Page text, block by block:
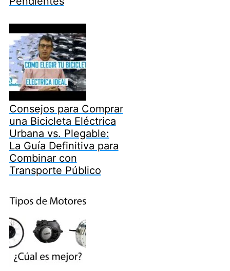
Consejos para Comprar
una Bicicleta Eléctrica
Urbana vs. Plegable:
La Guía Definitiva para
Combinar con
Transporte Público